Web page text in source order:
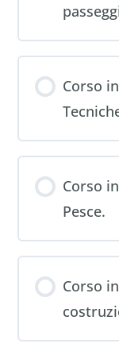
Corso
Corso
Pesce.
Corso